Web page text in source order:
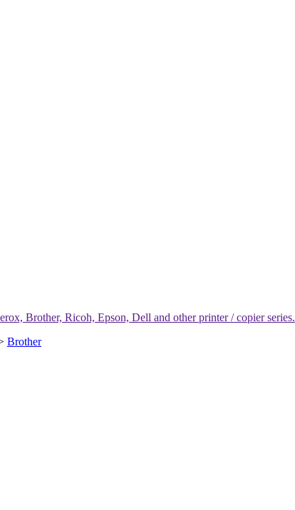
Brother, Ricoh, Epson, Dell and other printer / copier series.
Brother